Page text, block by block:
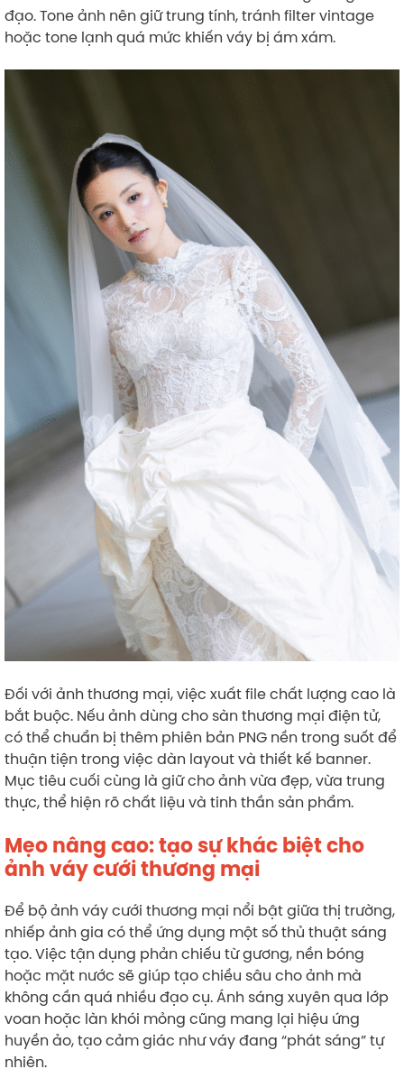
đạo. Tone ảnh nên giữ trung tính, tránh filter vintage
hoặc tone lạnh quá mức khiến váy bị ám xám.
Đối với ảnh thương mại, việc xuất file chất lượng cao là
bắt buộc. Nếu ảnh dùng cho sàn thương mại điện tử,
có thể chuẩn bị thêm phiên bản PNG nền trong suốt để
thuận tiện trong việc dàn layout và thiết kế banner.
Mục tiêu cuối cùng là giữ cho ảnh vừa đẹp, vừa trung
thực, thể hiện rõ chất liệu và tinh thần sản phẩm.
Mẹo nâng cao: tạo sự khác biệt cho
ảnh váy cưới thương mại
Để bộ ảnh váy cưới thương mại nổi bật giữa thị trường,
nhiếp ảnh gia có thể ứng dụng một số thủ thuật sáng
tạo. Việc tận dụng phản chiếu từ gương, nền bóng
hoặc mặt nước sẽ giúp tạo chiều sâu cho ảnh mà
không cần quá nhiều đạo cụ. Ánh sáng xuyên qua lớp
voan hoặc làn khói mỏng cũng mang lại hiệu ứng
huyền ảo, tạo cảm giác như váy đang “phát sáng” tự
nhiên.